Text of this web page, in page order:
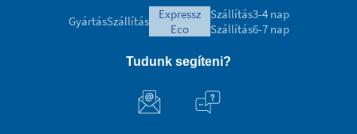
GyártásSzállítás
expressz
eco
Szállítás3-4 nap
Szállítás6-7 nap
Tudunk segíteni?